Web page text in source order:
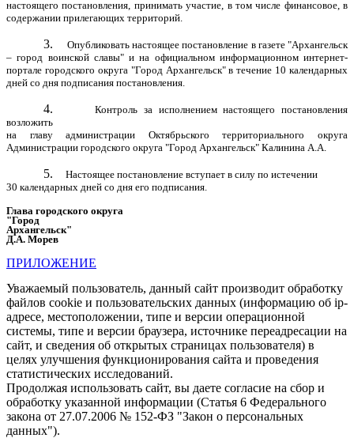
настоящего постановления, принимать участие, в том числе финансовое, в
содержании прилегающих территорий.
3.
Опубликовать настоящее постановление в газете "Архангельск
– город воинской славы" и на официальном информационном интернет-
портале городского округа "Город Архангельск" в течение 10 календарных
дней со дня подписания постановления.
4.
Контроль за исполнением настоящего постановления
возложить
на главу администрации Октябрьского территориального округа
Администрации городского округа "Город Архангельск" Калинина А.А.
5.
Настоящее постановление вступает в силу по истечении
30 календарных дней со дня его подписания.
Глава городского округа
"Город
Архангельск"
Д.А. Морев
ПРИЛОЖЕНИЕ
Уважаемый пользователь, данный сайт производит обработку
файлов cookie и пользовательских данных (информацию об ip-
адресе, местоположении, типе и версии операционной
системы, типе и версии браузера, источнике переадресации на
сайт, и сведения об открытых страницах пользователя) в
целях улучшения функционирования сайта и проведения
статистических исследований.
Продолжая использовать сайт, вы даете согласие на сбор и
обработку указанной информации (Статья 6 Федерального
закона от 27.07.2006 № 152-ФЗ "Закон о персональных
данных").